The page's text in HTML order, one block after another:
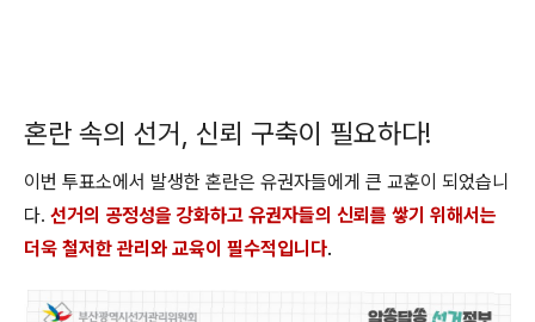
혼란 속의 선거, 신뢰 구축이 필요하다!
이번 투표소에서 발생한 혼란은 유권자들에게 큰 교훈이 되었습니
다. 선거의 공정성을 강화하고 유권자들의 신뢰를 쌓기 위해서는
더욱 철저한 관리와 교육이 필수적입니다.